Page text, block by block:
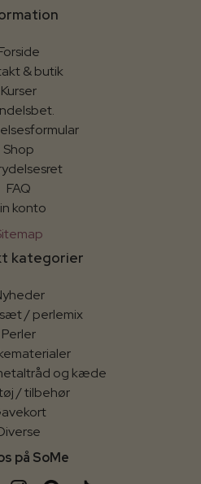
& butik
Kurser
Shop
FAQ
konto
kategorier
/ perlemix
Perler
og kæde
/ tilbehør
på SoMe